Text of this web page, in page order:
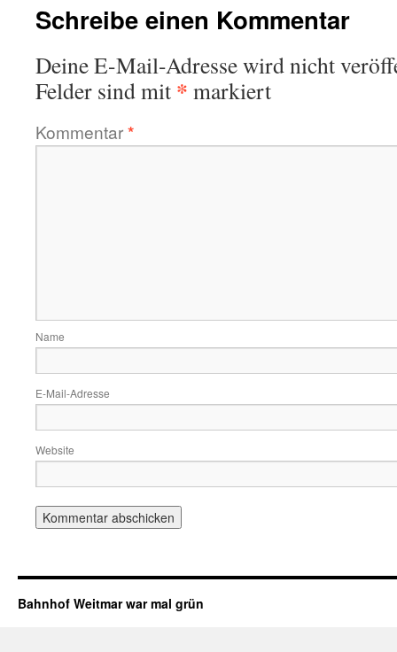
Schreibe einen Kommentar
Deine E-Mail-Adresse wird nicht
Felder sind mit * markiert
Kommentar*
Name
E-Mail-Adresse
Website
Bahnhof Weitmar war mal grün